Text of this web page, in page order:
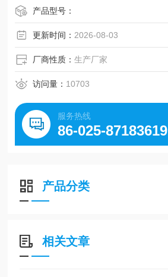
产品型号：
更新时间： 2026-08-03
厂商性质：生产厂家
访问量： 10703
服务热线
86-025-87183619
产品分类
相关文章